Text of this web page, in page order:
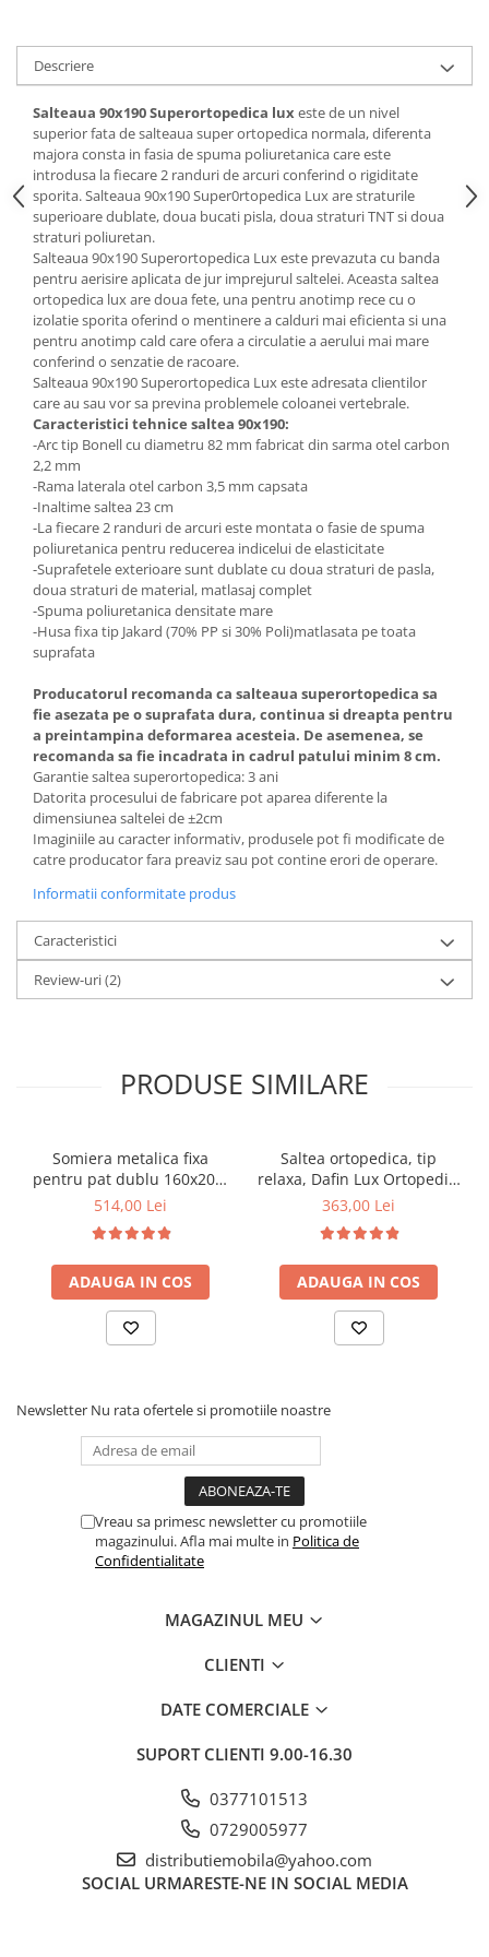
Scaune gradinita
Set mese si scaune gradinita
Mobilier copii
Mobila camera copii
Scaune birou pentru copii
Saltele patuturi copii
Paturi copii
Masa si scaune gradinita
Seturi comode living si dormitor
Descriere
Salteaua 90x190 Superortopedica luxeste de un nivel
superior fata de salteaua super ortopedica normala, diferenta
majora consta in fasia de spuma poliuretanica care este
introdusa la fiecare 2 randuri de arcuri conferind o rigiditate
sporita. Salteaua 90x190 Super0rtopedica Lux are straturile
superioare dublate, doua bucati pisla, doua straturi TNT si doua
straturi poliuretan.
Salteaua 90x190 Superortopedica Lux este prevazuta cu banda
pentru aerisire aplicata de jur imprejurul saltelei. Aceasta saltea
ortopedica lux are doua fete, una pentru anotimp rece cu o
izolatie sporita oferind o mentinere a calduri mai eficienta si una
pentru anotimp cald care ofera a circulatie a aerului mai mare
conferind o senzatie de racoare.
Salteaua 90x190 Superortopedica Lux este adresata clientilor
care au sau vor sa previna problemele coloanei vertebrale.
Caracteristici tehnice saltea 90x190:
-Arc tip Bonell cu diametru 82 mm fabricat din sarma otel carbon
2,2 mm
-Rama laterala otel carbon 3,5 mm capsata
-Inaltime saltea 23 cm
-La fiecare 2 randuri de arcuri este montata o fasie de spuma
poliuretanica pentru reducerea indicelui de elasticitate
-Suprafetele exterioare sunt dublate cu doua straturi de pasla,
doua straturi de material, matlasaj complet
-Spuma poliuretanica densitate mare
-Husa fixa tip Jakard (70% PP si 30% Poli)matlasata pe toata
suprafata
Producatorul recomanda ca salteaua superortopedica sa
fie asezata pe o suprafata dura, continua si dreapta pentru
a preintampina deformarea acesteia. De asemenea, se
recomanda sa fie incadrata in cadrul patului minim 8 cm.
Garantie saltea superortopedica: 3 ani
Datorita procesului de fabricare pot aparea diferente la
dimensiunea saltelei de ±2cm
Imaginiile au caracter informativ, produsele pot fi modificate de
catre producator fara preaviz sau pot contine erori de operare.
Informatii conformitate produs
Caracteristici
Review-uri(2)
PRODUSE SIMILARE
Somiera metalica fixa
pentru pat dublu 160x200,
6 picioare, 32 lamele lemn
saltea ferm, negru
514,00 Lei
ADAUGA IN COS
Saltea ortopedica, tip
relaxa, Dafin Lux Ortopedic,
90x200x21cm, fermitate
tip Bonell, fata vara-iarna,
sistem de aerisire cu
butoni, Salt Confort
363,00 Lei
ADAUGA IN COS
Newsletter Nu rata ofertele si promotiile noastre
Vreau sa primesc newsletter cu promotiile
magazinului. Afla mai multe in Politica de
Confidentialitate
MAGAZINUL MEU
CLIENTI
DATE COMERCIALE
SUPORT CLIENTI 9.00-16.30
0377101513
0729005977
distributiemobila@yahoo.com
SOCIAL URMARESTE-NE IN SOCIAL MEDIA